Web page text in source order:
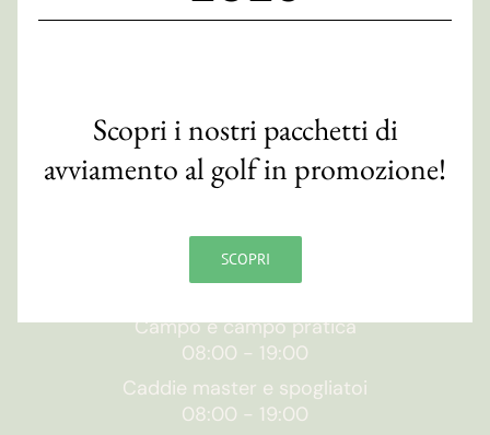
Via S. Orsola, 10/e
Contatti
Segreteria
09:00-19:00
Campo e campo pratica
08:00 - 19:00
Caddie master e spogliatoi
08:00 - 19:00
Scopri i nostri pacchetti di
avviamento al golf in promozione!
SCOPRI